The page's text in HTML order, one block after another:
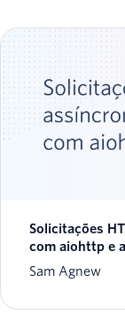
Solicitações
com aiohttp e
Sam Agnew